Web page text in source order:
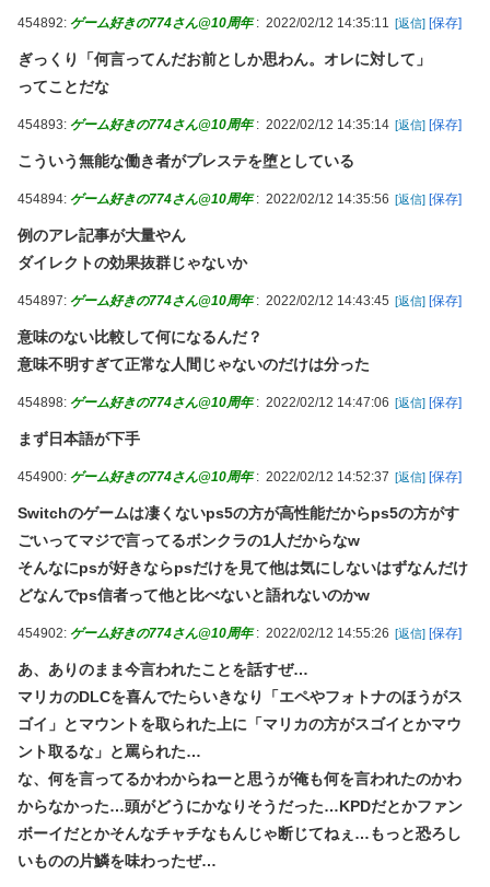
西武・林安可、左膝痛で登録抹消
初ハロコン出演の杉山結菜ちゃん、鋼の心臓のお知らせ「今回も
緊張してません」
わ」
【ウマ娘】ライツ博士ってちゃんとお風呂入れてるんやろか？
【悲報】アパート契約ワイ「見積もりの鍵交換費20万って何です
か？」不動産屋「鍵を新しい物に交換したのです」
話 海外反応
454892: ゲーム好きの774さん@10周年 : 2022/02/12 14:35:11 [返信] [保存]
ぎっくり「何言ってんだお前としか思わん。オレに対して」
ってことだな
454893: ゲーム好きの774さん@10周年 : 2022/02/12 14:35:14 [返信] [保存]
こういう無能な働き者がプレステを堕としている
454894: ゲーム好きの774さん@10周年 : 2022/02/12 14:35:56 [返信] [保存]
例のアレ記事が大量やん
ダイレクトの効果抜群じゃないか
454897: ゲーム好きの774さん@10周年 : 2022/02/12 14:43:45 [返信] [保存]
意味のない比較して何になるんだ？
意味不明すぎて正常な人間じゃないのだけは分った
454898: ゲーム好きの774さん@10周年 : 2022/02/12 14:47:06 [返信] [保存]
まず日本語が下手
454900: ゲーム好きの774さん@10周年 : 2022/02/12 14:52:37 [返信] [保存]
Switchのゲームは凄くないps5の方が高性能だからps5の方がす
ごいってマジで言ってるボンクラの1人だからなw
そんなにpsが好きならpsだけを見て他は気にしないはずなんだけ
どなんでps信者って他と比べないと語れないのかw
454902: ゲーム好きの774さん@10周年 : 2022/02/12 14:55:26 [返信] [保存]
あ、ありのまま今言われたことを話すぜ…
マリカのDLCを喜んでたらいきなり「エペやフォトナのほうがス
ゴイ」とマウントを取られた上に「マリカの方がスゴイとかマウ
ント取るな」と罵られた…
な、何を言ってるかわからねーと思うが俺も何を言われたのかわ
からなかった…頭がどうにかなりそうだった…KPDだとかファン
ボーイだとかそんなチャチなもんじゃ断じてねぇ…もっと恐ろし
いものの片鱗を味わったぜ…